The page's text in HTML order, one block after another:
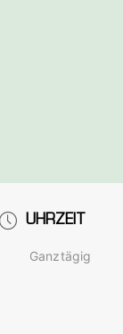
UHRZEIT
Ganztägig